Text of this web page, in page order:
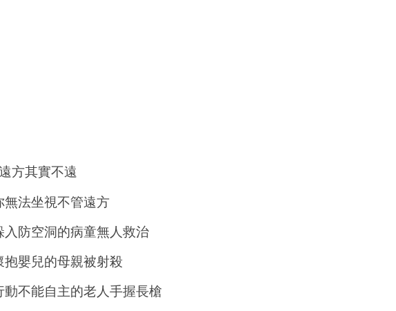
方其實不遠
無法坐視不管遠方
入防空洞的病童無人救治
抱嬰兒的母親被射殺
動不能自主的老人手握長槍